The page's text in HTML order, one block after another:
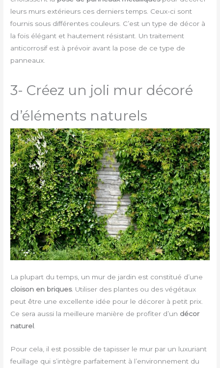
leurs murs extérieurs ces derniers temps. Ceux-ci sont
fournis sous différentes couleurs. C’est un type de décor à
la fois élégant et hautement résistant. Un traitement
anticorrosif est à prévoir avant la pose de ce type de
panneaux.
3- Créez un joli mur décoré
d’éléments naturels
La plupart du temps, un mur de jardin est constitué d’une
cloison en briques. Utiliser des plantes ou des végétaux
peut être une excellente idée pour le décorer à petit prix.
Ce sera aussi la meilleure manière de profiter d’un décor
naturel
Pour cela, il est possible de tapisser le mur par un luxuriant
feuillage qui s’intègre parfaitement à l’environnement du